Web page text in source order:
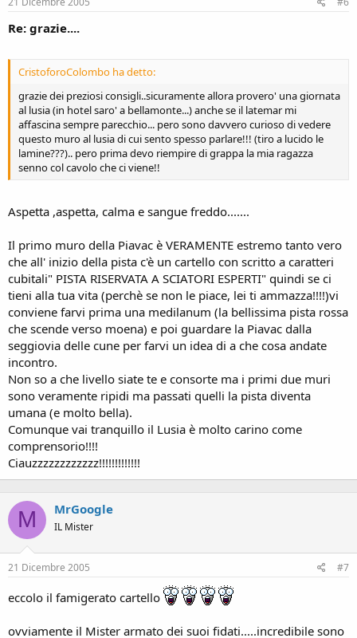
Re: grazie....
CristoforoColombo ha detto:
grazie dei preziosi consigli..sicuramente allora provero' una giornata
al lusia (in hotel saro' a bellamonte...) anche se il latemar mi
affascina sempre parecchio... pero sono davvero curioso di vedere
questo muro al lusia di cui sento spesso parlare!!! (tiro a lucido le
lamine???).. pero prima devo riempire di grappa la mia ragazza
senno col cavolo che ci viene!!
Aspetta ,aspetta, calma e sangue freddo.......
Il primo muro della Piavac è VERAMENTE estremo tanto vero
che all' inizio della pista c'è un cartello con scritto a caratteri
cubitali" PISTA RISERVATA A SCIATORI ESPERTI" quindi se ci
tieni alla tua vita (perchè se non le piace, lei ti ammazza!!!!)vi
conviene farvi prima una medilanum (la bellissima pista rossa
che scende verso moena) e poi guardare la Piavac dalla
seggiovia delle cune per farvi un idea di a che cosa andate
incontro.
Non so a che livello siate te e consorte ma i primi due muri
sono veramente ripidi ma passati quelli la pista diventa
umana (e molto bella).
Comunque vai tranquillo il Lusia è molto carino come
comprensorio!!!!
Ciauzzzzzzzzzzzz!!!!!!!!!!!!!
M MrGoogle
IL Mister
21 Dicembre 2005 #7
eccolo il famigerato cartello
ovviamente il Mister armato dei suoi fidati.....incredibile sono